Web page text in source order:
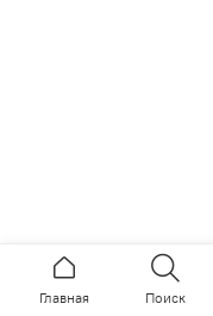
Главная Поиск